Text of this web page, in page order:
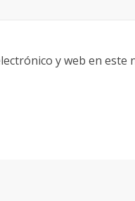
y web en este